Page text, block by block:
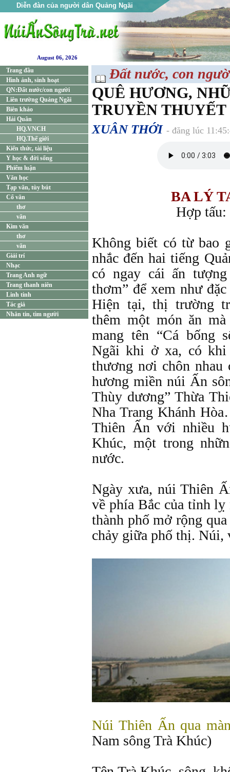
Diễn đàn của người dân Quảng Ngãi
August 06, 2026
Trang đầu
Hình ảnh, sinh hoạt
QN:Đất nước/con người
Liên trường Quảng Ngãi
Biên khảo
Hải Quân
HQ.VNCH
HQ.Thế giới
Kiến thức, tài liệu
Y học & đời sống
Phiếm luận
Văn học
Tạp văn, tùy bút
Cổ văn
thơ
văn
Kim văn
thơ
văn
Giải trí
Nhạc
Trang Anh ngữ
Trang thanh niên
Linh tinh
Tác giả
Nhắn tin, tìm người
Đất nước, con
QUÊ HƯƠNG,
TRUYỀN
XUÂN THỚI - đăng lúc
BA LÝ
Hợp tấu:
Không biết có từ bao
nhắc đến hai tiếng
có ngay cái ấn
thơm” để xem như
Hiện tại, thị trường
thêm một món ăn
mang tên “Cá bống
Ngãi khi ở xa, có khi
thương nơi chôn nhau
hương miền núi Ấn
Thùy dương” Thừa
Nha Trang Khánh
Thiên Ấn với nhiều
Khúc, một trong
nước.
Ngày xưa, núi Thiên
về phía Bắc của tỉnh
thành phố mở rộng
chảy giữa phố thị. Núi,
Núi Thiên Ấn qua
Nam sông Trà Khúc)